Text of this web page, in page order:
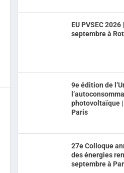
EU PVSEC
septembre à
9e édition de
photovoltaïque
Paris
27e Colloque
des énergies
septembre à